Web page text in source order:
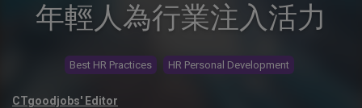
年輕人為行業注入活力
Best HR Practices HR Personal Development
CTgoodjobs' Editor